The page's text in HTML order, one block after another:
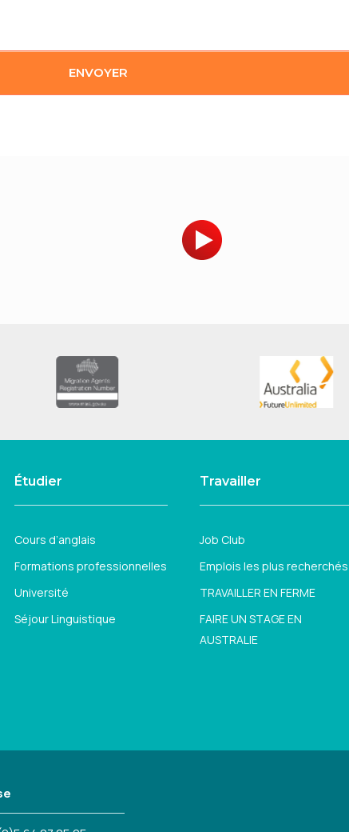
Étudier
Cours d’anglais
Formations professionnelles
Université
Séjour Linguistique
Travailler
Job Club
Emplois les plus recherchés
TRAVAILLER EN FERME
FAIRE UN STAGE EN
AUSTRALIE